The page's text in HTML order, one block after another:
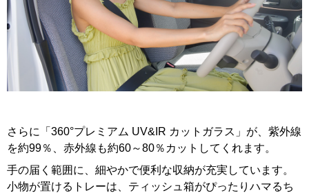
さらに「360°プレミアム UV&IR カットガラス」が、紫外線
を約99％、赤外線も約60～80％カットしてくれます。
手の届く範囲に、細やかで便利な収納が充実しています。
小物が置けるトレーは、ティッシュ箱がぴったりハマるち